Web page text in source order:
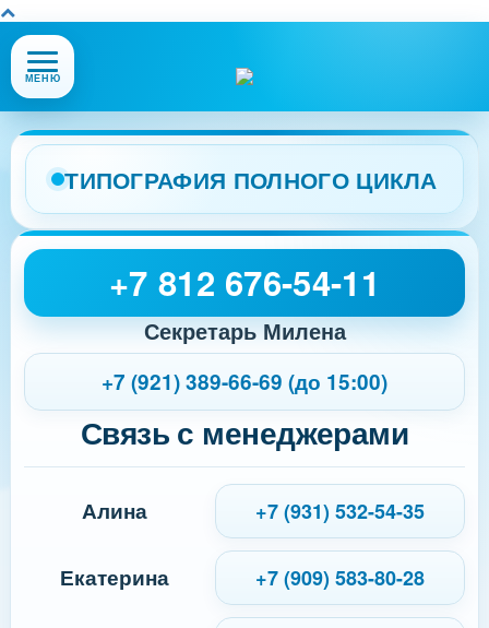
Открыть
или
меню
сайта
МЕНЮ
ТИПОГРАФИЯ ПОЛНОГО ЦИКЛА
+7 812 676-54-11
Секретарь Милена
+7 (921) 389-66-69 (до 15:00)
Связь с менеджерами
Алина +7 (931) 532-54-35
Екатерина +7 (909) 583-80-28